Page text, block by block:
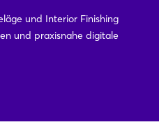
und Interior Finishing
und praxisnahe digitale